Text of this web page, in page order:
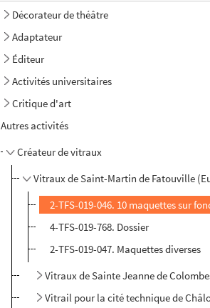
Décorateur de théâtre
Adaptateur
Éditeur
Activités universitaires
Critique d'art
Autres activités
Créateur de vitraux
Vitraux de Saint-Martin de Fatouville
2-TFS-019-046. 10 maquettes sur
4-TFS-019-768. Dossier
2-TFS-019-047. Maquettes diverses
Vitraux de Sainte Jeanne de
Vitrail pour la cité technique de